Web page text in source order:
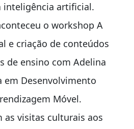
inteligência artificial.
o workshop A
e criação de conteúdos
de ensino com Adelina
em Desenvolvimento
Móvel.
as visitas culturais aos